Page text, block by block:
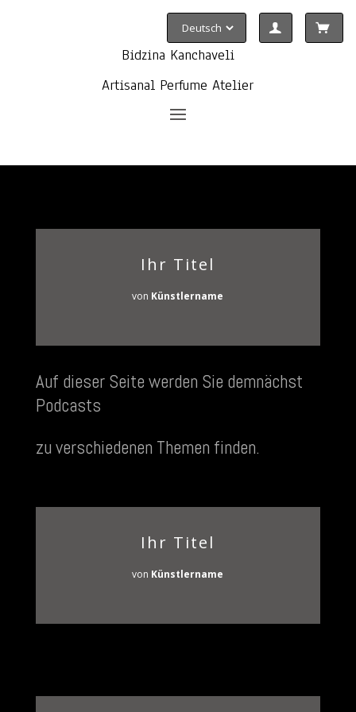
Bidzina Kanchaveli
Artisanal Perfume Atelier
Ihr Titel
von Künstlername
Auf dieser Seite werden Sie demnächst
Podcasts
zu verschiedenen Themen finden.
Ihr Titel
von Künstlername